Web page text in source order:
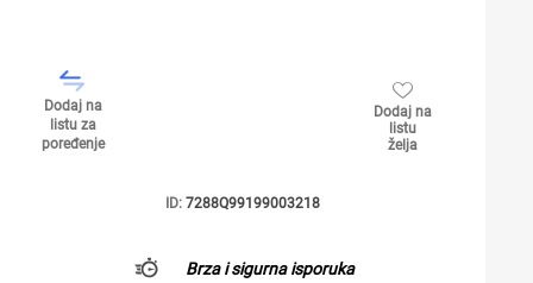
Dodaj na
listu za
poređenje
Dodaj na
listu
želja
ID: 7288Q99199003218
Brza i sigurna isporuka